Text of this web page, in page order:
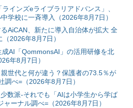
インズeライブラリアドバンス」、
学校に一斉導入（2026年8月7日）
AiCAN、新たに導入自治体が拡大 全
2026年8月7日）
AI「QommonsAI」の活用研修を北
年8月7日）
世代と何が違う？保護者の73.5％が
調べ=（2026年8月7日）
数派-それでも「AIは小学生から学ば
ーナル調べ=（2026年8月7日）